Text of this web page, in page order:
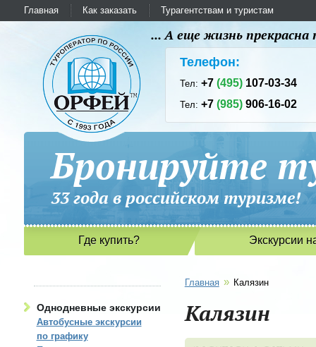
Главная Как заказать Турагентствам и туристам
... А еще жизнь
Телефон:
Тел:+7(495) 107-03-34
Тел:+7(985) 906-16-02
Бронируйте
33 года в российском
Где купить? Экскурсии
Однодневные экскурсии
Автобусные экскурсии
по графику
Главная » Калязин
Калязин